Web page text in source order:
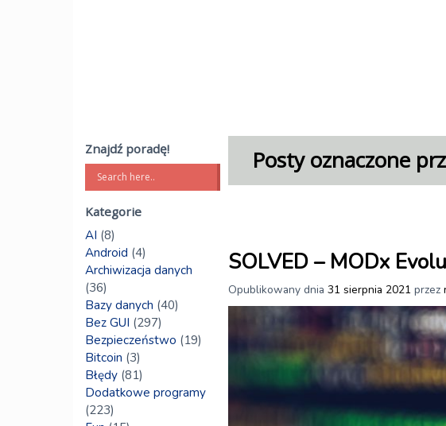
Posty oznaczone
SOLVED – MODx
Opublikowany dnia 31 sierpnia 2021 przez
Znajdź poradę!
Kategorie
AI (8)
Android (4)
Archiwizacja danych
(36)
Bazy danych (40)
Bez GUI (297)
Bezpieczeństwo (19)
Bitcoin (3)
Błędy (81)
Dodatkowe programy
(223)